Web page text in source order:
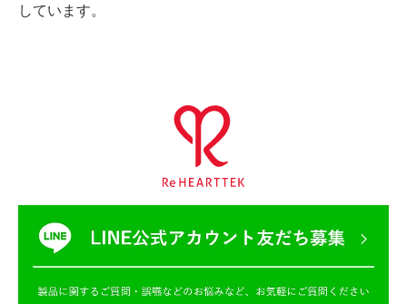
しています。